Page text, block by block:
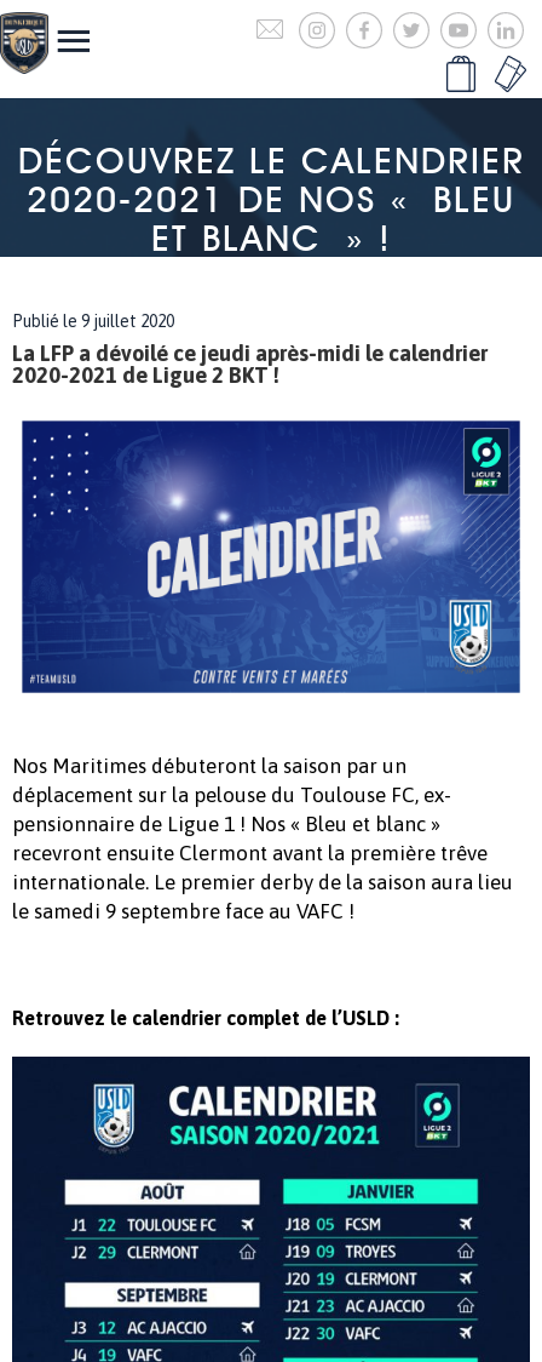
DÉCOUVREZ LE CALENDRIER
2020-2021 DE NOS « BLEU
ET BLANC » !
Publié le 9 juillet 2020
La LFP a dévoilé ce jeudi après-midi le calendrier
2020-2021 de Ligue 2 BKT !
Nos Maritimes débuteront la saison par un
déplacement sur la pelouse du Toulouse FC, ex-
pensionnaire de Ligue 1 ! Nos « Bleu et blanc »
recevront ensuite Clermont avant la première trêve
internationale. Le premier derby de la saison aura lieu
le samedi 9 septembre face au VAFC !
Retrouvez le calendrier complet de l’USLD :